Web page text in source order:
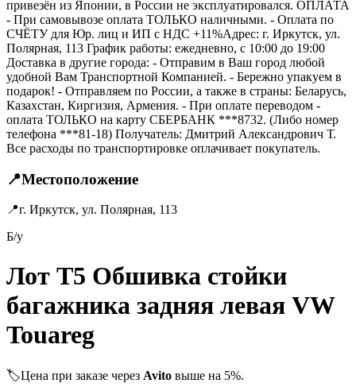
привезён из Японии, в России не эксплуатировался. ОПЛАТА
- При самовывозе оплата ТОЛЬКО наличными. - Оплата по
СЧЁТУ для Юр. лиц и ИП с НДС +11%Адрес: г. Иркутск, ул.
Полярная, 113 График работы: ежедневно, с 10:00 до 19:00
Доставка в другие города: - Отправим в Ваш город любой
удобной Вам Транспортной Компанией. - Бережно упакуем в
подарок! - Отправляем по России, а также в страны: Беларусь,
Казахстан, Киргизия, Армения. - При оплате переводом -
оплата ТОЛЬКО на карту СБЕРБАНК ***8732. (Либо номер
телефона ***81-18) Получатель: Дмитрий Александрович Т.
Все расходы по транспортировке оплачивает покупатель.
📍Местоположение
📍г. Иркутск, ул. Полярная, 113
Б/у
Лот T5 Обшивка стойки
багажника задняя левая VW
Touareg
🏷️Цена при заказе через Avito выше на 5%.